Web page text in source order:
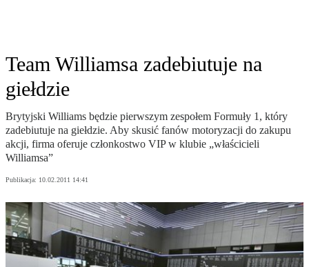
Team Williamsa zadebiutuje na
giełdzie
Brytyjski Williams będzie pierwszym zespołem Formuły 1, który
zadebiutuje na giełdzie. Aby skusić fanów motoryzacji do zakupu
akcji, firma oferuje członkostwo VIP w klubie „właścicieli
Williamsa”
Publikacja: 10.02.2011 14:41